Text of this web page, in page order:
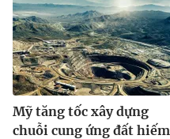
Mỹ tăng tốc xây dựng
chuỗi cung ứng đất hiếm